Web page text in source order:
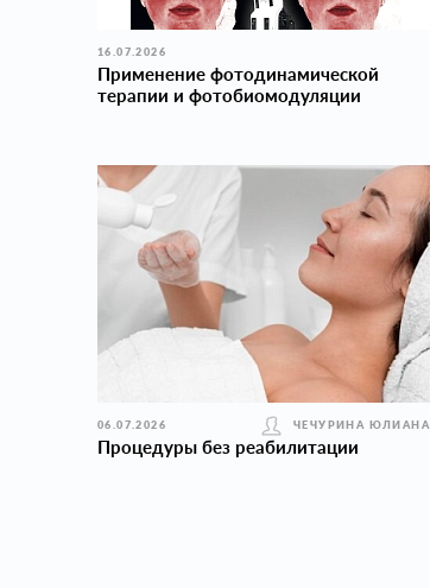
16.07.2026
Применение фотодинамической
терапии и фотобиомодуляции
06.07.2026 ЧЕЧУРИНА ЮЛИАНА
Процедуры без реабилитации